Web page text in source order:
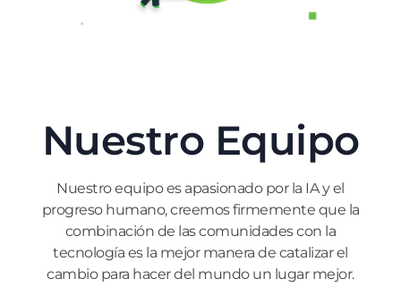
Nuestro Equipo
Nuestro equipo es apasionado por la IA y el
progreso humano, creemos firmemente que la
combinación de las comunidades con la
tecnología es la mejor manera de catalizar el
cambio para hacer del mundo un lugar mejor.